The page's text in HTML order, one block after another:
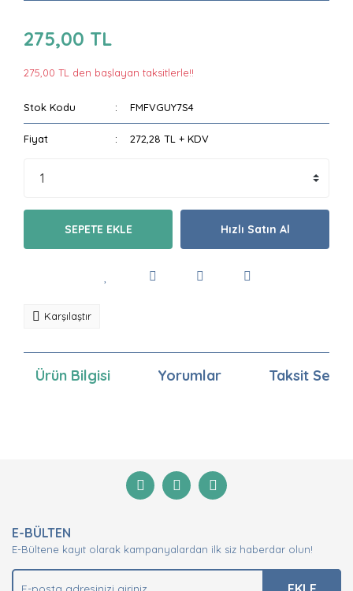
275,00 TL
275,00 TL den başlayan taksitlerle!!
Stok Kodu FMFVGUY7S4
Fiyat 272,28 TL + KDV
SEPETE EKLE Hızlı Satın Al
Karşılaştır
Ürün Bilgisi Yorumlar Taksit
Yorum Yaz
Görüş ve önerileriniz için teşekkür ederiz.
Ürün açıklamasında eksik bilgiler bulunuyor.
Ürün bilgilerinde hatalar bulunuyor.
E-BÜLTEN
E-Bültene kayıt olarak kampanyalardan ilk siz haberdar olun!